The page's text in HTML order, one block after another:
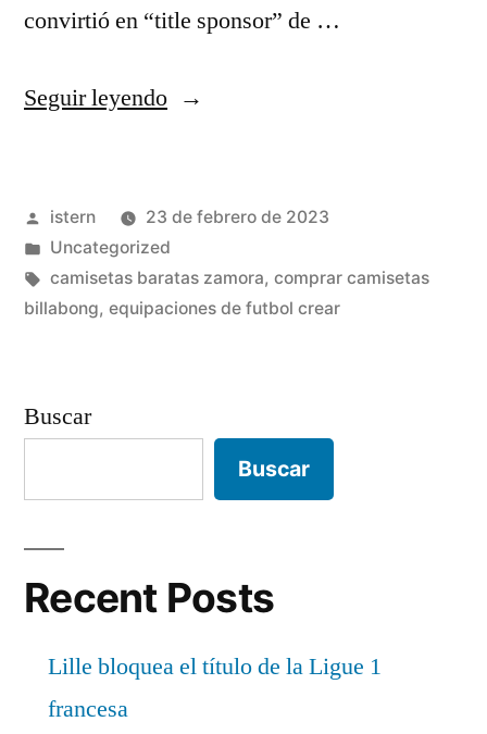
convirtió en “title sponsor” de …
Seguir leyendo«camisetas
japonesa»
Publicado
por
istern
23 de febrero de 2023
Publicado
en
Uncategorized
Etiquetas:
camisetas baratas zamora, comprar camisetas
billabong, equipaciones de futbol crear
Buscar
Buscar
Recent Posts
Lille bloquea el título de la Ligue 1
francesa